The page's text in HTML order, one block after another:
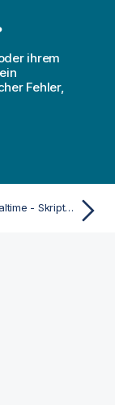
ihrem
Fehler,
converttolocaltime - Skript- und Diagrammfunktion